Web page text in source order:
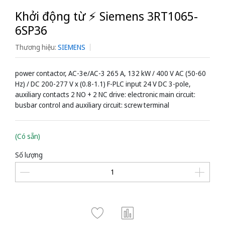
Khởi động từ ⚡️ Siemens 3RT1065-
6SP36
Thương hiệu: SIEMENS
power contactor, AC-3e/AC-3 265 A, 132 kW / 400 V AC (50-60
Hz) / DC 200-277 V x (0.8-1.1) F-PLC input 24 V DC 3-pole,
auxiliary contacts 2 NO + 2 NC drive: electronic main circuit:
busbar control and auxiliary circuit: screw terminal
(Có sẵn)
Số lượng